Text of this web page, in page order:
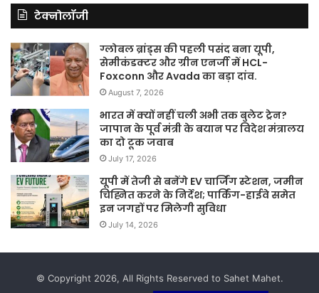
टेक्नोलॉजी
ग्लोबल ब्रांड्स की पहली पसंद बना यूपी,
सेमीकंडक्टर और ग्रीन एनर्जी में HCL-
Foxconn और Avada का बड़ा दांव.
August 7, 2026
भारत में क्यों नहीं चली अभी तक बुलेट ट्रेन?
जापान के पूर्व मंत्री के बयान पर विदेश मंत्रालय
का दो टूक जवाब
July 17, 2026
यूपी में तेजी से बनेंगे EV चार्जिंग स्टेशन, जमीन
चिह्नित करने के निर्देश; पार्किंग-हाईवे समेत
इन जगहों पर मिलेगी सुविधा
July 14, 2026
© Copyright 2026, All Rights Reserved to Sahet Mahet.